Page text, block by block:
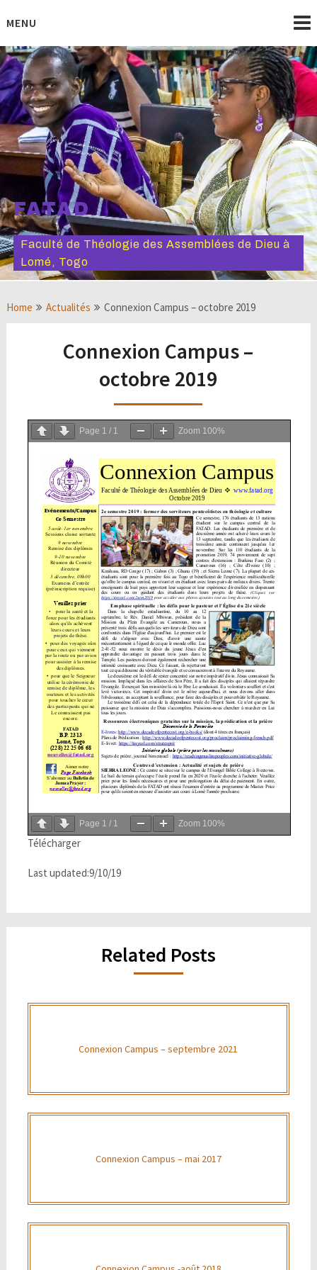
toMENU
FATAD
Faculté de Théologie des Assemblées de Dieu à
Lomé, Togo
Home Actualités Connexion Campus – octobre 2019
Connexion Campus –
octobre 2019
Page 1 / 1 Zoom 100%
Page 1 / 1 Zoom 100%
Télécharger
Last updated:9/10/19
Related Posts
Connexion Campus – septembre 2021
Connexion Campus – mai 2017